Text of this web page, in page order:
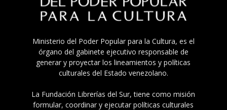
Ministerio del Poder Popular para la Cultura, es el
órgano del gabinete ejecutivo responsable de
generar y proyectar los lineamientos y políticas
culturales del Estado venezolano.
La Fundación Librerías del Sur, tiene como misión
formular, coordinar y ejecutar políticas culturales